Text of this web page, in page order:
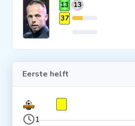
Wedstrijden
Statistieken
Overige links
13 13
37
Eerste helft
1